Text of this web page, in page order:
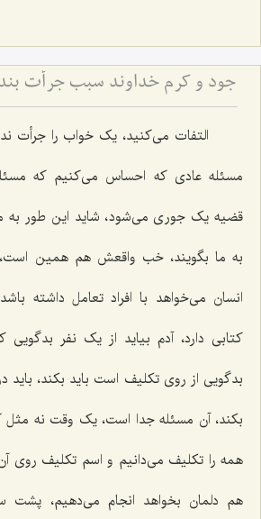
التفات می‌کنید، یک خواب را جرأت
مسئله عادی که احساس می‌کنیم که
قضیه یک جوری می‌شود، شاید این طور به
به ما بگویند، خب واقعش هم همین
انسان می‌خواهد با افراد تعامل داشته
کتابی دارد، آدم بیاید از یک نفر
بدگویی از روی تکلیف است باید بکند، باید
همه را تکلیف می‌دانیم و اسم تکلیف روی
هم دلمان بخواهد انجام می‌دهیم، پشت